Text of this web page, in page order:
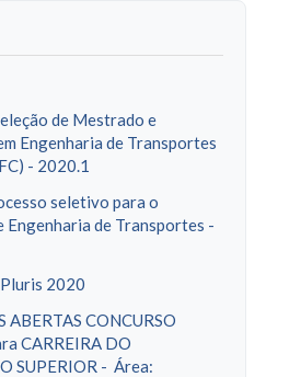
de Mestrado e
Engenharia de Transportes
- 2020.1
seletivo para o
Engenharia de Transportes -
Pluris 2020
ABERTAS CONCURSO
CARREIRA DO
SUPERIOR - Área: